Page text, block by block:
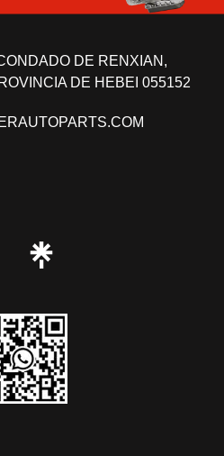
DE RENXIAN,
DE HEBEI 055152